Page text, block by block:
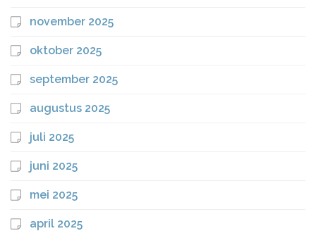
november 2025
oktober 2025
september 2025
augustus 2025
juli 2025
juni 2025
mei 2025
april 2025